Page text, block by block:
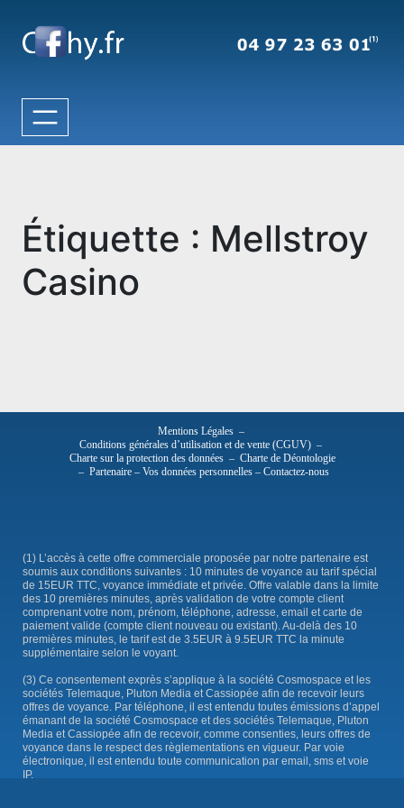
contenu
Étiquette : Mellstroy
Casino
Mentions Légales –
Conditions générales d’utilisation et de vente (CGUV) –
Charte sur la protection des données – Charte de Déontologie
– Partenaire – Vos données personnelles – Contactez-nous
(1) L’accès à cette offre commerciale proposée par notre partenaire est
soumis aux conditions suivantes : 10 minutes de voyance au tarif spécial
de 15EUR TTC, voyance immédiate et privée. Offre valable dans la limite
des 10 premières minutes, après validation de votre compte client
comprenant votre nom, prénom, téléphone, adresse, email et carte de
paiement valide (compte client nouveau ou existant). Au-delà des 10
premières minutes, le tarif est de 3.5EUR à 9.5EUR TTC la minute
supplémentaire selon le voyant.
(3) Ce consentement exprès s’applique à la société Cosmospace et les
sociétés Telemaque, Pluton Media et Cassiopée afin de recevoir leurs
offres de voyance. Par téléphone, il est entendu toutes émissions d’appel
émanant de la société Cosmospace et des sociétés Telemaque, Pluton
Media et Cassiopée afin de recevoir, comme consenties, leurs offres de
voyance dans le respect des règlementations en vigueur. Par voie
électronique, il est entendu toute communication par email, sms et voie
IP.